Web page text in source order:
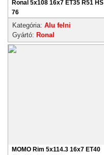
Ronal 5x108 16x7 ET35 R51 HS
76
Kategória: Alu felni
Gyártó: Ronal
MOMO Rim 5x114.3 16x7 ET40